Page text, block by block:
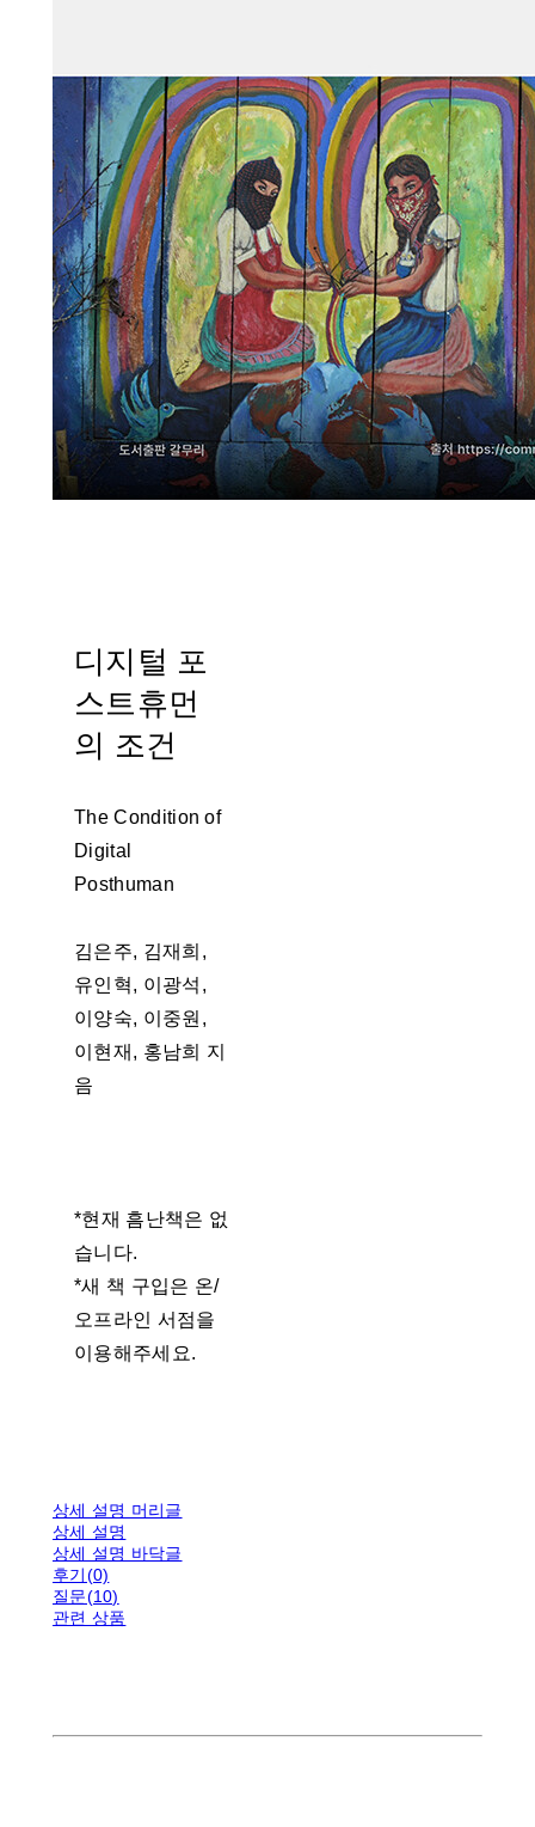
디지털 포
스트휴먼
의 조건
The Condition of
Digital
Posthuman
김은주, 김재희,
유인혁, 이광석,
이양숙, 이중원,
이현재, 홍남희 지
음
*현재 흠난책은 없
습니다.
*새 책 구입은 온/
오프라인 서점을
이용해주세요.
상세 설명 머리글
상세 설명
상세 설명 바닥글
후기(0)
질문(10)
관련 상품